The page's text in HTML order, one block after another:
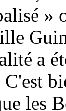
»
a
C'est
les